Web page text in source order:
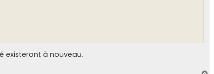
existeront à nouveau.